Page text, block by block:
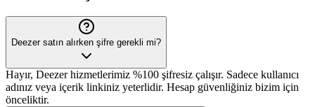
Deezer satın alırken şifre gerekli mi?
Hayır, Deezer hizmetlerimiz %100 şifresiz çalışır. Sadece kullanıcı
adınız veya içerik linkiniz yeterlidir. Hesap güvenliğiniz bizim için
önceliktir.